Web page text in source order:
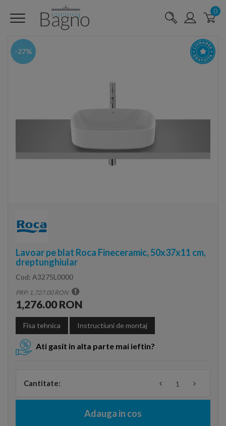
0
-27%
Lavoar pe blat Roca Fineceramic, 50x37x11 cm,
dreptunghiular
Cod: A3275L0000
PRP: 1,727.00 RON
1,276.00 RON
Fisa tehnica Instructiuni de montaj
Ati gasit in alta parte mai ieftin?
Cantitate:
Adauga in cos